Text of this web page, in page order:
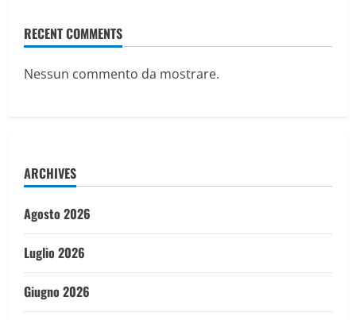
RECENT COMMENTS
Nessun commento da mostrare.
ARCHIVES
Agosto 2026
Luglio 2026
Giugno 2026